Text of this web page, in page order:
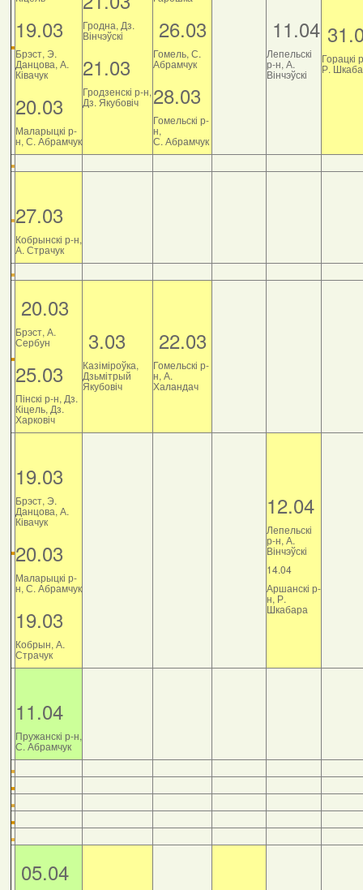
19.03
Брэст, Э.
Данцова, А.
Ківачук
20.03
Маларыцкі р-
н, С. Абрамчук
Гродна, Дз.
Вінчэўскі
21.03
Гродзенскі р-н,
Дз. Якубовіч
26.03
Гомель, С.
Абрамчук
28.03
Гомельскі р-
н,
С. Абрамчук
11.04
Лепельскі
р-н, А.
Вінчэўскі
Горацкі
Р.
27.03
Кобрынскі р-н,
А. Страчук
20.03
Брэст, А.
Сербун
25.03
Пінскі р-н, Дз.
Кіцель, Дз.
Харковіч
3.03
Казіміроўка,
Дзьмітрый
Якубовіч
22.03
Гомельскі р-
н, А.
Халандач
19.03
Брэст, Э.
Данцова, А.
Ківачук
20.03
Маларыцкі р-
н, С. Абрамчук
19.03
Кобрын, А.
Страчук
12.04
Лепельскі
р-н, А.
Вінчэўскі
14.04
Аршанскі р-
н, Р.
Шкабара
11.04
Пружанскі р-н,
С. Абрамчук
05.04